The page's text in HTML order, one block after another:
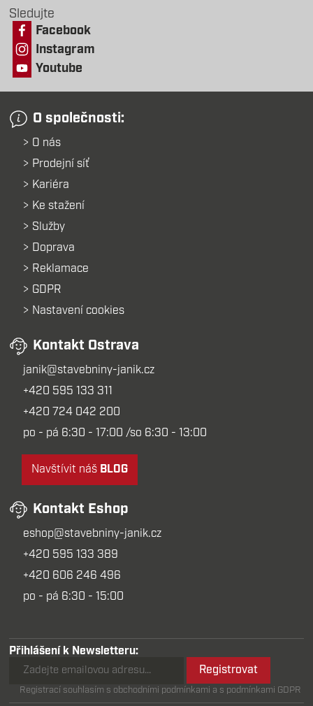
Sledujte
Facebook
Instagram
Youtube
O společnosti:
O nás
Prodejní síť
Kariéra
Ke stažení
Služby
Doprava
Reklamace
GDPR
Nastavení cookies
Kontakt Ostrava
janik@stavebniny-janik.cz
+420 595 133 311
+420 724 042 200
po - pá 6:30 - 17:00 /so 6:30 - 13:00
Navštívit náš BLOG
Kontakt Eshop
eshop@stavebniny-janik.cz
+420 595 133 389
+420 606 246 496
po - pá 6:30 - 15:00
Přihlášení k Newsletteru:
Registrovat
Registrací souhlasím s obchodními podmínkami a s podmínkami GDPR